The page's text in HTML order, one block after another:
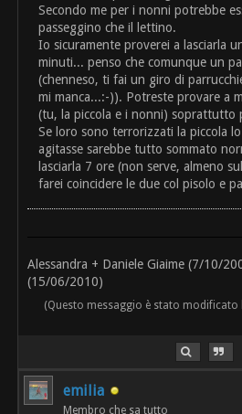
Secondo me per i nonni potrebbe
passeggino che il lettino.
Io sicuramente proverei a lasciarla
minuti... penso che comunque un
(chenneso, ti fai un giro di
mi manca...:-)). Potreste provare a
(tu, la piccola e i nonni) soprattutto
Se loro sono terrorizzati la piccola
agitasse sarebbe tutto sommato
lasciarla 7 ore (non serve, almeno
farei coincidere le due col pisolo e
Alessandra + Daniele Giaime (7/10/
(15/06/2010)
(Questo messaggio è stato
emilia
Membro che sa tutto